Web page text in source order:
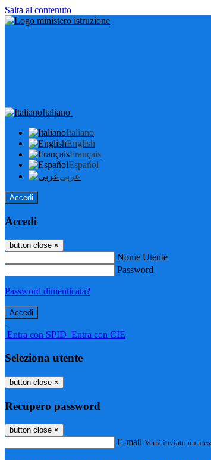
Salta al contenuto
Italiano
Italiano
English
Français
Español
عربى
Accedi
Accedi
button close ×
Nome Utente
Password
Password dimenticata?
-
Entra con SPID Entra con CIE
Seleziona utente
button close ×
Recupero password
button close ×
E-mail Verrà inviato un